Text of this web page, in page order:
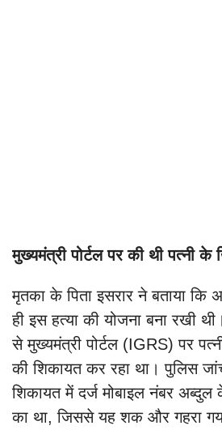
मुख्यमंत्री पोर्टल पर की थी पत्नी
मृतका के पिता इसरार ने बताया कि
ही इस हत्या की योजना बना रखी
से मुख्यमंत्री पोर्टल (IGRS) पर
की शिकायत कर रहा था। पुलिस
शिकायत में दर्ज मोबाइल नंबर अब्दुल
का था, जिससे यह शक और गहरा